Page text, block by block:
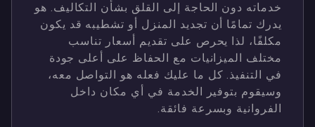
خدماته دون الحاجة إلى القلق بشأن التكاليف. هو
يدرك تمامًا أن تجديد المنزل أو تشطيبه قد يكون
مكلفًا، لذا يحرص على تقديم أسعار تناسب
مختلف الميزانيات مع الحفاظ على أعلى جودة
في التنفيذ. كل ما عليك فعله هو التواصل معه،
وسيقوم بتوفير الخدمة في أي مكان داخل
الفروانية وبسرعة فائقة.